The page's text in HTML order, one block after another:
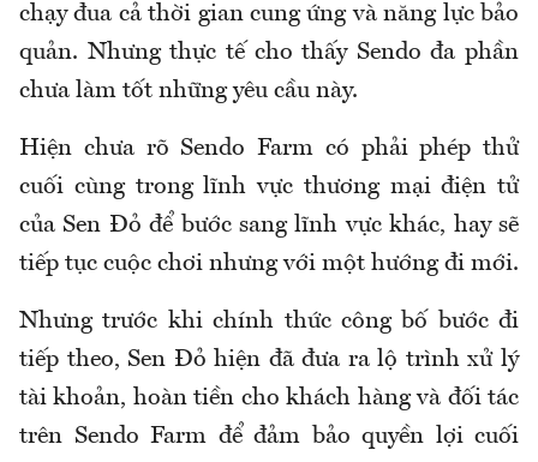
chạy đua cả thời gian cung ứng và năng lực bảo
quản. Nhưng thực tế cho thấy Sendo đa phần
chưa làm tốt những yêu cầu này.
Hiện chưa rõ Sendo Farm có phải phép thử
cuối cùng trong lĩnh vực thương mại điện tử
của Sen Đỏ để bước sang lĩnh vực khác, hay sẽ
tiếp tục cuộc chơi nhưng với một hướng đi mới.
Nhưng trước khi chính thức công bố bước đi
tiếp theo, Sen Đỏ hiện đã đưa ra lộ trình xử lý
tài khoản, hoàn tiền cho khách hàng và đối tác
trên Sendo Farm để đảm bảo quyền lợi cuối